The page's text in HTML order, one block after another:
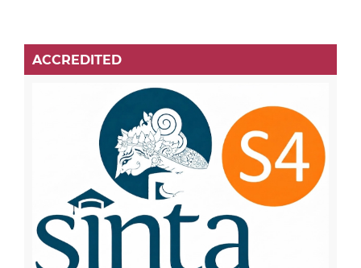
ACCREDITED